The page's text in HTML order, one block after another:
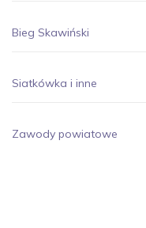
Bieg Skawiński
Siatkówka i inne
Zawody powiatowe